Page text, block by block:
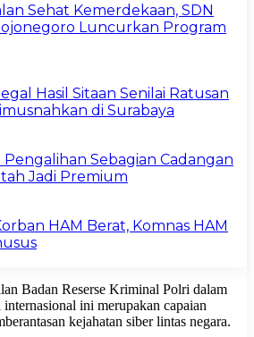
Sehat Kemerdekaan, SDN
Luncurkan Program
Hasil Sitaan Senilai Ratusan
di Surabaya
Sebagian Cadangan
Jadi Premium
HAM Berat, Komnas HAM
Badan Reserse Kriminal Polri dalam
ini merupakan capaian
kejahatan siber lintas negara.